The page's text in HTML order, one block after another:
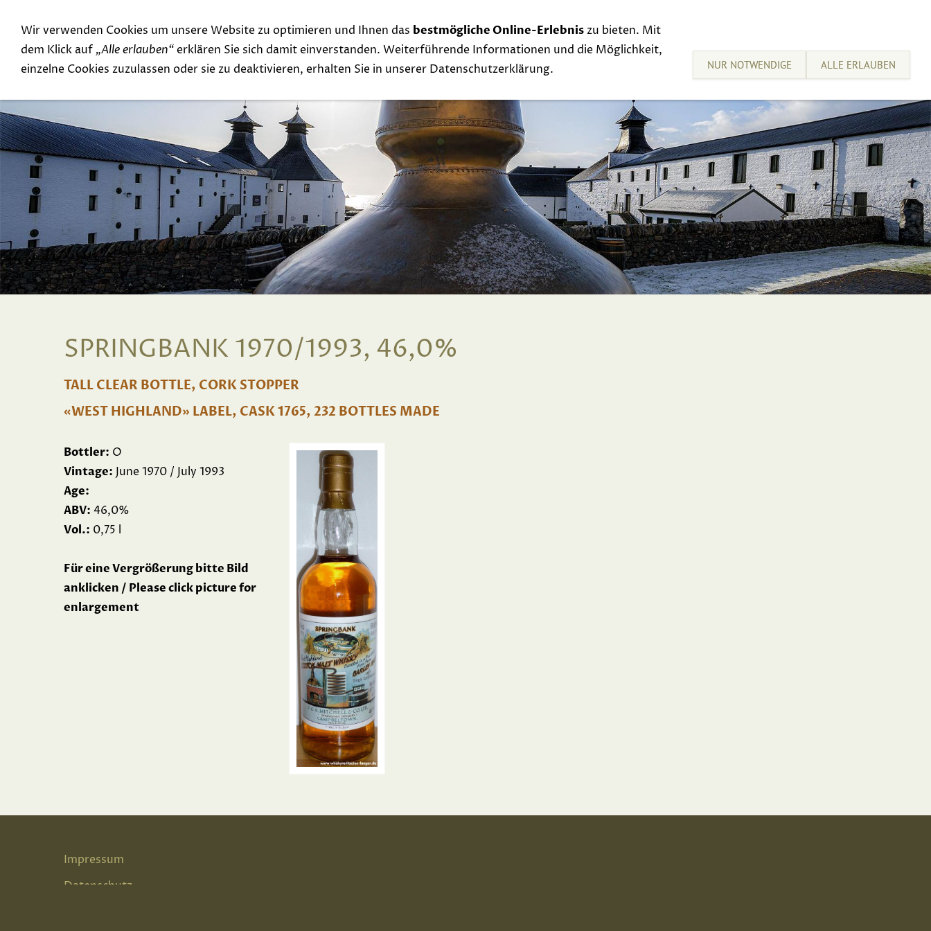
Special Offer Top Rarities Whisky Events Links Contact Exclusive Tastings
SPRINGBANK 1970/1993, 46,0%
TALL CLEAR BOTTLE, CORK STOPPER
«WEST HIGHLAND» LABEL, CASK 1765, 232 BOTTLES MADE
Bottler: O
Vintage: June 1970 / July 1993
Age:
ABV: 46,0%
Vol.: 0,75 l
Für eine Vergrößerung bitte Bild
anklicken / Please click picture for
enlargement
Impressum
Datenschutz
Wir verwenden Cookies um unsere Website zu optimieren und Ihnen das bestmögliche Online-Erlebniszu bieten. Mit
dem Klick auf „Alle erlauben“erklären Sie sich damit einverstanden. Weiterführende Informationen und die Möglichkeit,
einzelne Cookies zuzulassen oder sie zu deaktivieren, erhalten Sie in unserer Datenschutzerklärung.
NUR NOTWENDIGE ALLE ERLAUBEN